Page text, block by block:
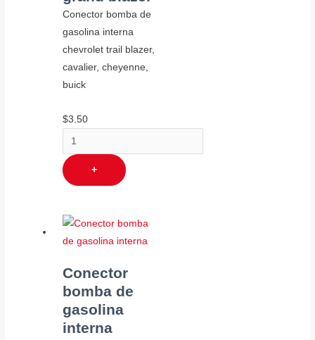
Conector bomba de
gasolina interna
chevrolet trail blazer,
cavalier, cheyenne,
buick
$3.50
+
Conector
bomba de
gasolina
interna